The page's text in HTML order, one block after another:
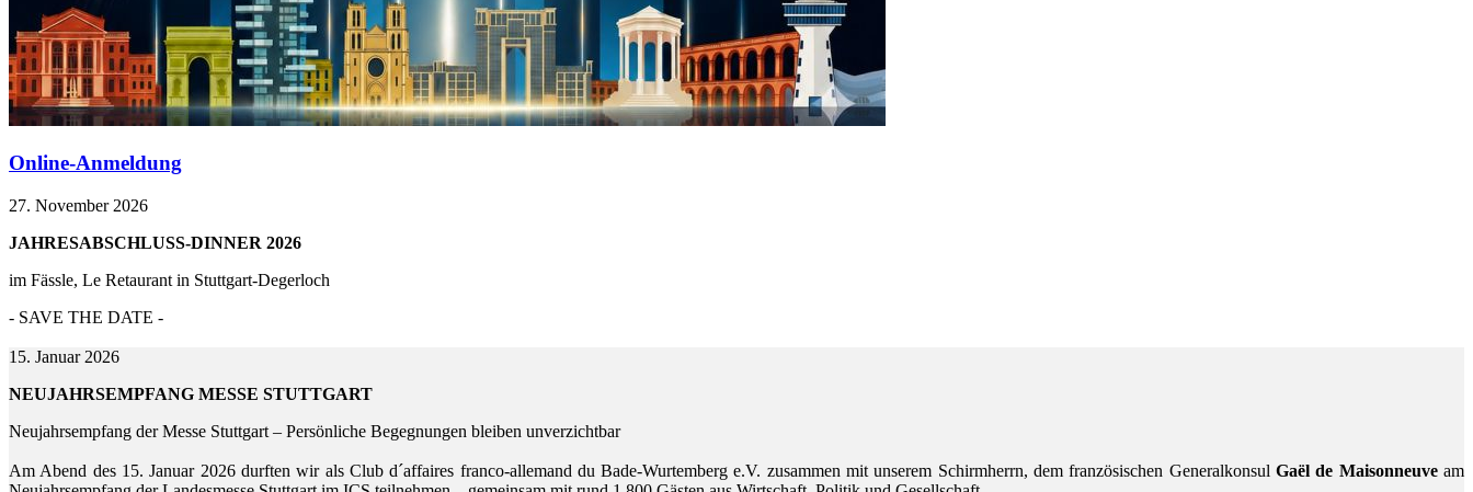
Online-Anmeldung
27. November 2026
JAHRESABSCHLUSS-DINNER 2026
im Fässle, Le Retaurant in Stuttgart-Degerloch
- SAVE THE DATE -
15. Januar 2026
NEUJAHRSEMPFANG MESSE STUTTGART
Neujahrsempfang der Messe Stuttgart – Persönliche Begegnungen bleiben unverzichtbar
Am Abend des 15. Januar 2026 durften wir als Club d´affaires franco-allemand du Bade-Wurtemberg e.V. zusammen mit unserem Schirmherrn, dem französischen GeneralkonsulGaël de Maisonneuveam